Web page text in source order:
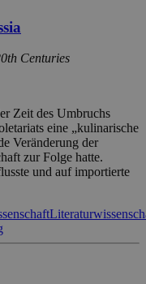
Centuries
Zeit des Umbruchs
eine „kulinarische
Veränderung der
zur Folge hatte.
und auf importierte